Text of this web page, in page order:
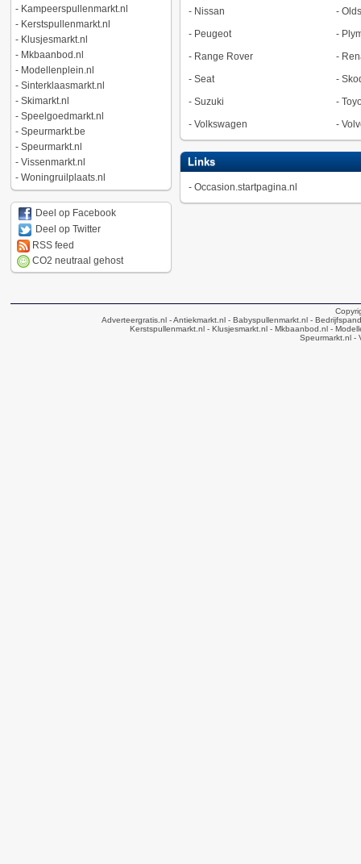
- Kampeerspullenmarkt.nl
- Kerstspullenmarkt.nl
- Klusjesmarkt.nl
- Mkbaanbod.nl
- Modellenplein.nl
- Sinterklaasmarkt.nl
- Skimarkt.nl
- Speelgoedmarkt.nl
- Speurmarkt.be
- Speurmarkt.nl
- Vissenmarkt.nl
- Woningruilplaats.nl
Deel op Facebook
Deel op Twitter
RSS feed
CO2 neutraal gehost
- Nissan -
- Peugeot -
- Range Rover -
- Seat -
- Suzuki -
- Volkswagen -
Links
- Occasion.startpagina.nl
Adverteergratis.nl - Antiekmarkt.nl - Babyspullenmarkt.nl -
Kerstspullenmarkt.nl - Klusjesmarkt.nl - Mkbaanbod.nl -
Speurmarkt.nl -